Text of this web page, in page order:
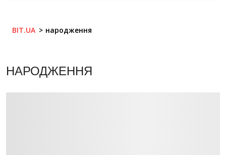
BIT.UA народження
НАРОДЖЕННЯ